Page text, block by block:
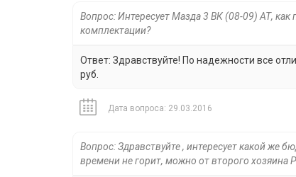
Вопрос: Интересует Мазда 3 ВК (08-09) АТ,
комплектации?
Ответ: Здравствуйте! По надежности все
руб.
Дата вопроса: 29.03.2016
Вопрос: Здравствуйте , интересует какой же
времени не горит, можно от второго